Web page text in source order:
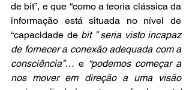
de bit”, e que “como a teoria clássica da
informação está situada no nível de
“capacidade de bit ” seria visto incapaz
de fornecer a conexão adequada com a
consciência”… e “podemos começar a
nos mover em direção a uma visão